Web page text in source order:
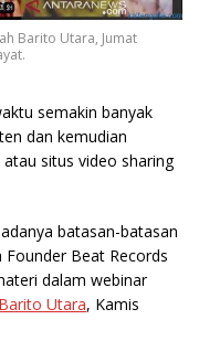
Barito Utara, Jumat
semakin banyak
dan kemudian
situs video sharing
batasan-batasan
Beat Records
dalam webinar
Barito Utara, Kamis